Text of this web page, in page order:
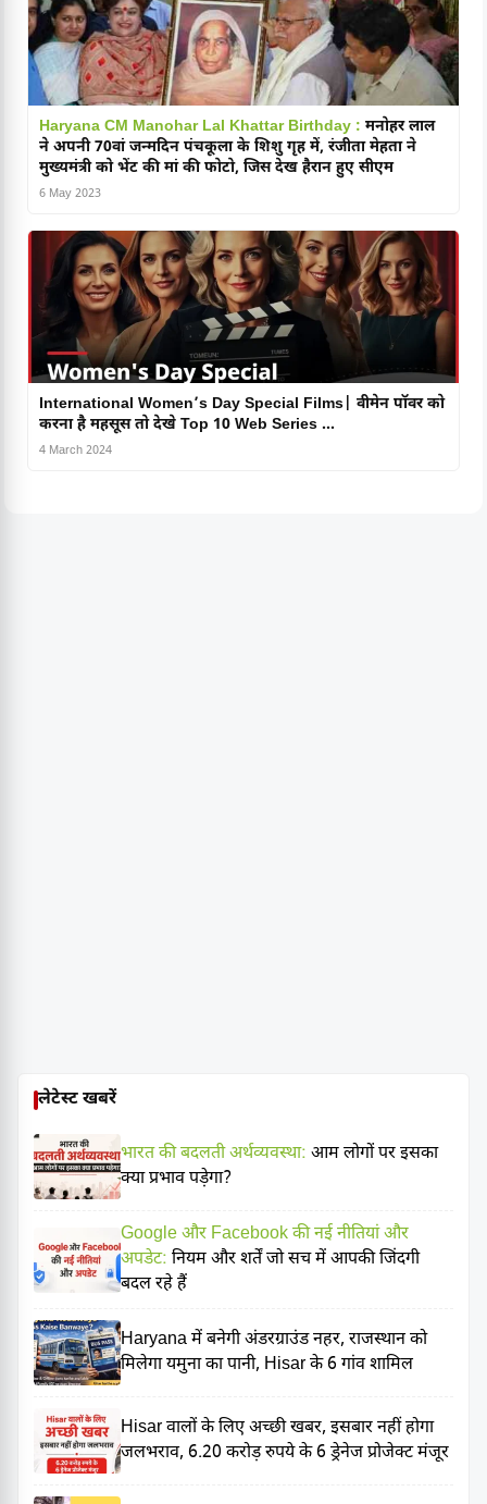
Haryana CM Manohar Lal Khattar Birthday : मनोहर लाल
ने अपनी 70वां जन्मदिन पंचकूला के शिशु गृह में, रंजीता मेहता ने
मुख्यमंत्री को भेंट की मां की फोटो, जिस देख हैरान हुए सीएम
6 May 2023
International Women’s Day Special Films| वीमेन पॉवर को
करना है महसूस तो देखे Top 10 Web Series …
4 March 2024
लेटेस्ट खबरें
भारत की बदलती अर्थव्यवस्था: आम लोगों पर इसका
क्या प्रभाव पड़ेगा?
Google और Facebook की नई नीतियां और
अपडेट: नियम और शर्तें जो सच में आपकी जिंदगी
बदल रहे हैं
Haryana में बनेगी अंडरग्राउंड नहर, राजस्थान को
मिलेगा यमुना का पानी, Hisar के 6 गांव शामिल
Hisar वालों के लिए अच्छी खबर, इसबार नहीं होगा
जलभराव, 6.20 करोड़ रुपये के 6 ड्रेनेज प्रोजेक्ट मंजूर